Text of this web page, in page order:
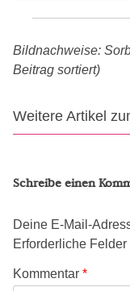
Bildnachweise:
Beitrag sortiert)
Weitere Artikel
Schreibe einen
Deine E-Mail-
Erforderliche
Kommentar *